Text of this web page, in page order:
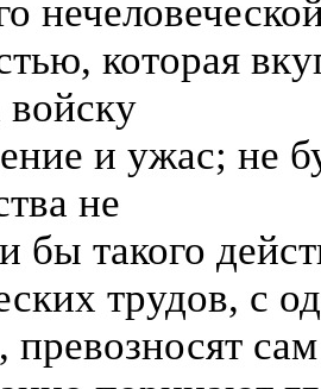
которая
и ужас; не
не
бы такого
трудов, с
превозносят